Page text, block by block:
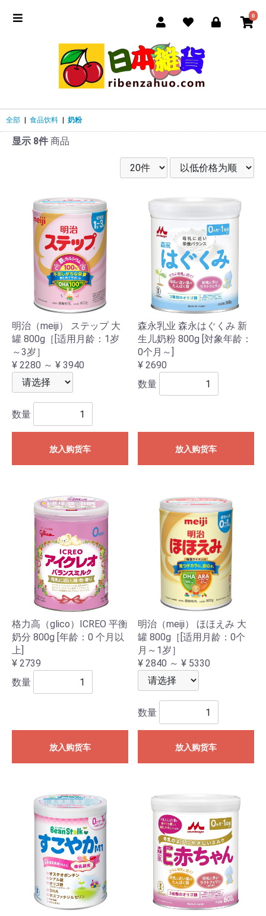
0
全部 食品饮料 奶粉
显示 8件 商品
明治（meiji） ステップ 大
罐 800g［[适用月龄：1岁
～3岁］
¥ 2280 ～ ¥ 3940
数量
放入购货车
森永乳业 森永はぐくみ 新
生儿奶粉 800g [対象年龄：
0个月～]
¥ 2690
数量
放入购货车
格力高（glico）ICREO 平衡
奶分 800g [年龄：0 个月以
上]
¥ 2739
数量
放入购货车
明治（meiji） ほほえみ 大
罐 800g［[适用月龄：0个
月～1岁］
¥ 2840 ～ ¥ 5330
数量
放入购货车